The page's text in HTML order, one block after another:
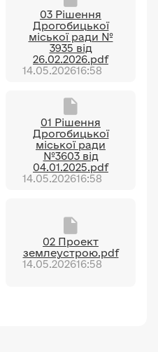
03 Рішення
Дрогобицької
міської ради №
3935 від
26.02.2026.pdf
14.05.202616:58
01 Рішення
Дрогобицької
міської ради
№3603 від
04.01.2025.pdf
14.05.202616:58
02 Проект
землеустрою.pdf
14.05.202616:58